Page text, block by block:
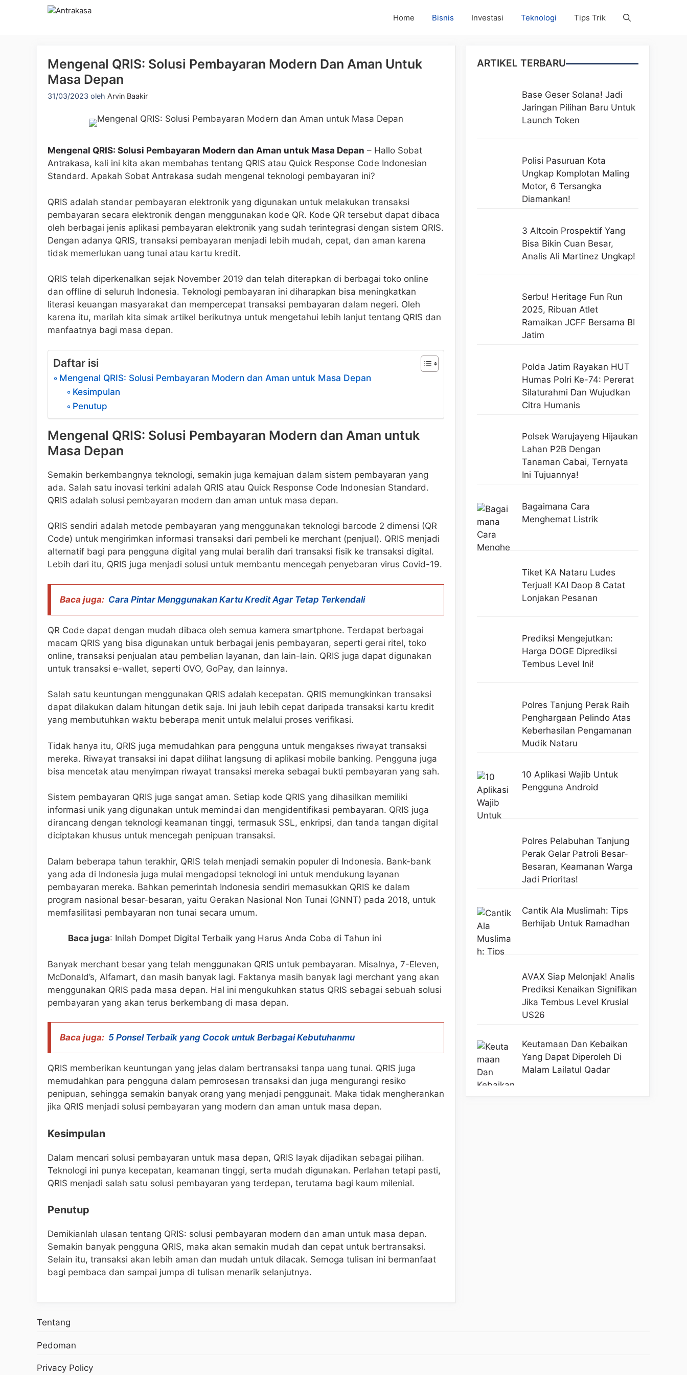
Home Bisnis Investasi Teknologi Tips Trik
Mengenal QRIS: Solusi Pembayaran Modern Dan Aman Untuk
Masa Depan
31/03/2023 oleh Arvin Baakir
Mengenal QRIS: Solusi Pembayaran Modern dan Aman untuk Masa Depan – Hallo Sobat
Antrakasa, kali ini kita akan membahas tentang QRIS atau Quick Response Code Indonesian
Standard. Apakah Sobat Antrakasa sudah mengenal teknologi pembayaran ini?
QRIS adalah standar pembayaran elektronik yang digunakan untuk melakukan transaksi
pembayaran secara elektronik dengan menggunakan kode QR. Kode QR tersebut dapat dibaca
oleh berbagai jenis aplikasi pembayaran elektronik yang sudah terintegrasi dengan sistem QRIS.
Dengan adanya QRIS, transaksi pembayaran menjadi lebih mudah, cepat, dan aman karena
tidak memerlukan uang tunai atau kartu kredit.
QRIS telah diperkenalkan sejak November 2019 dan telah diterapkan di berbagai toko online
dan offline di seluruh Indonesia. Teknologi pembayaran ini diharapkan bisa meningkatkan
literasi keuangan masyarakat dan mempercepat transaksi pembayaran dalam negeri. Oleh
karena itu, marilah kita simak artikel berikutnya untuk mengetahui lebih lanjut tentang QRIS dan
manfaatnya bagi masa depan.
Daftar isi
Mengenal QRIS: Solusi Pembayaran Modern dan Aman untuk Masa Depan
Kesimpulan
Penutup
Mengenal QRIS: Solusi Pembayaran Modern dan Aman untuk
Masa Depan
Semakin berkembangnya teknologi, semakin juga kemajuan dalam sistem pembayaran yang
ada. Salah satu inovasi terkini adalah QRIS atau Quick Response Code Indonesian Standard.
QRIS adalah solusi pembayaran modern dan aman untuk masa depan.
QRIS sendiri adalah metode pembayaran yang menggunakan teknologi barcode 2 dimensi (QR
Code) untuk mengirimkan informasi transaksi dari pembeli ke merchant (penjual). QRIS menjadi
alternatif bagi para pengguna digital yang mulai beralih dari transaksi fisik ke transaksi digital.
Lebih dari itu, QRIS juga menjadi solusi untuk membantu mencegah penyebaran virus Covid-19.
Baca juga: Cara Pintar Menggunakan Kartu Kredit Agar Tetap Terkendali
QR Code dapat dengan mudah dibaca oleh semua kamera smartphone. Terdapat berbagai
macam QRIS yang bisa digunakan untuk berbagai jenis pembayaran, seperti gerai ritel, toko
online, transaksi penjualan atau pembelian layanan, dan lain-lain. QRIS juga dapat digunakan
untuk transaksi e-wallet, seperti OVO, GoPay, dan lainnya.
Salah satu keuntungan menggunakan QRIS adalah kecepatan. QRIS memungkinkan transaksi
dapat dilakukan dalam hitungan detik saja. Ini jauh lebih cepat daripada transaksi kartu kredit
yang membutuhkan waktu beberapa menit untuk melalui proses verifikasi.
Tidak hanya itu, QRIS juga memudahkan para pengguna untuk mengakses riwayat transaksi
mereka. Riwayat transaksi ini dapat dilihat langsung di aplikasi mobile banking. Pengguna juga
bisa mencetak atau menyimpan riwayat transaksi mereka sebagai bukti pembayaran yang sah.
Sistem pembayaran QRIS juga sangat aman. Setiap kode QRIS yang dihasilkan memiliki
informasi unik yang digunakan untuk memindai dan mengidentifikasi pembayaran. QRIS juga
dirancang dengan teknologi keamanan tinggi, termasuk SSL, enkripsi, dan tanda tangan digital
diciptakan khusus untuk mencegah penipuan transaksi.
Dalam beberapa tahun terakhir, QRIS telah menjadi semakin populer di Indonesia. Bank-bank
yang ada di Indonesia juga mulai mengadopsi teknologi ini untuk mendukung layanan
pembayaran mereka. Bahkan pemerintah Indonesia sendiri memasukkan QRIS ke dalam
program nasional besar-besaran, yaitu Gerakan Nasional Non Tunai (GNNT) pada 2018, untuk
memfasilitasi pembayaran non tunai secara umum.
Baca juga: Inilah Dompet Digital Terbaik yang Harus Anda Coba di Tahun ini
Banyak merchant besar yang telah menggunakan QRIS untuk pembayaran. Misalnya, 7-Eleven,
McDonald’s, Alfamart, dan masih banyak lagi. Faktanya masih banyak lagi merchant yang akan
menggunakan QRIS pada masa depan. Hal ini mengukuhkan status QRIS sebagai sebuah solusi
pembayaran yang akan terus berkembang di masa depan.
Baca juga: 5 Ponsel Terbaik yang Cocok untuk Berbagai Kebutuhanmu
QRIS memberikan keuntungan yang jelas dalam bertransaksi tanpa uang tunai. QRIS juga
memudahkan para pengguna dalam pemrosesan transaksi dan juga mengurangi resiko
penipuan, sehingga semakin banyak orang yang menjadi penggunait. Maka tidak mengherankan
jika QRIS menjadi solusi pembayaran yang modern dan aman untuk masa depan.
Kesimpulan
Dalam mencari solusi pembayaran untuk masa depan, QRIS layak dijadikan sebagai pilihan.
Teknologi ini punya kecepatan, keamanan tinggi, serta mudah digunakan. Perlahan tetapi pasti,
QRIS menjadi salah satu solusi pembayaran yang terdepan, terutama bagi kaum milenial.
Penutup
Demikianlah ulasan tentang QRIS: solusi pembayaran modern dan aman untuk masa depan.
Semakin banyak pengguna QRIS, maka akan semakin mudah dan cepat untuk bertransaksi.
Selain itu, transaksi akan lebih aman dan mudah untuk dilacak. Semoga tulisan ini bermanfaat
bagi pembaca dan sampai jumpa di tulisan menarik selanjutnya.
ARTIKEL TERBARU
Base Geser Solana! Jadi
Jaringan Pilihan Baru Untuk
Launch Token
Polisi Pasuruan Kota
Ungkap Komplotan Maling
Motor, 6 Tersangka
Diamankan!
3 Altcoin Prospektif Yang
Bisa Bikin Cuan Besar,
Analis Ali Martinez Ungkap!
Serbu! Heritage Fun Run
2025, Ribuan Atlet
Ramaikan JCFF Bersama BI
Jatim
Polda Jatim Rayakan HUT
Humas Polri Ke-74: Pererat
Silaturahmi Dan Wujudkan
Citra Humanis
Polsek Warujayeng Hijaukan
Lahan P2B Dengan
Tanaman Cabai, Ternyata
Ini Tujuannya!
Bagaimana Cara
Menghemat Listrik
Tiket KA Nataru Ludes
Terjual! KAI Daop 8 Catat
Lonjakan Pesanan
Prediksi Mengejutkan:
Harga DOGE Diprediksi
Tembus Level Ini!
Polres Tanjung Perak Raih
Penghargaan Pelindo Atas
Keberhasilan Pengamanan
Mudik Nataru
10 Aplikasi Wajib Untuk
Pengguna Android
Polres Pelabuhan Tanjung
Perak Gelar Patroli Besar-
Besaran, Keamanan Warga
Jadi Prioritas!
Cantik Ala Muslimah: Tips
Berhijab Untuk Ramadhan
AVAX Siap Melonjak! Analis
Prediksi Kenaikan Signifikan
Jika Tembus Level Krusial
US26
Keutamaan Dan Kebaikan
Yang Dapat Diperoleh Di
Malam Lailatul Qadar
Tentang
Pedoman
Privacy Policy